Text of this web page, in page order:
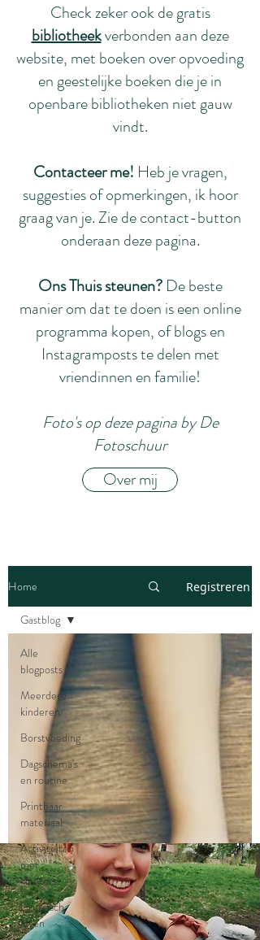
Check zeker ook de gratis
bibliotheekverbonden aan deze
website, met boeken over opvoeding
en geestelijke boeken die je in
openbare bibliotheken niet gauw
vindt.
Contacteer me! Heb je vragen,
suggesties of opmerkingen, ik hoor
graag van je. Zie de contact-button
onderaan deze pagina.
Ons Thuis steunen?De beste
manier om dat te doen is een online
programma kopen, of blogs en
Instagramposts te delen met
vriendinnen en familie!
Foto's op deze pagina by De
Fotoschuur
Over mij
Home Registreren
Alle
blogposts
Meerdere
kinderen
Borstvoeding
Dagschema's
en routine
Printbaar
materiaal
Activiteiten
met
kleuters
Liturgisch
leven
Gastblog